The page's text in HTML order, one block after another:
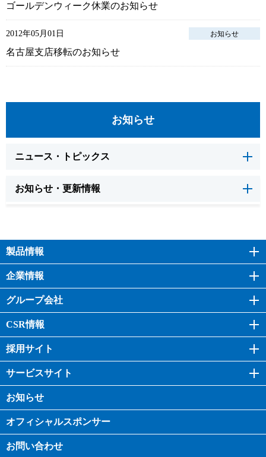
ゴールデンウィーク休業のお知らせ
2012年05月01日 お知らせ
名古屋支店移転のお知らせ
お知らせ
ニュース・トピックス
お知らせ・更新情報
製品情報
企業情報
グループ会社
CSR情報
採用サイト
サービスサイト
お知らせ
オフィシャルスポンサー
お問い合わせ